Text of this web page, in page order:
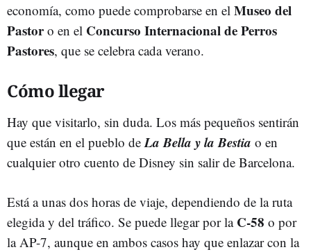
economía, como puede comprobarse en el Museo del
Pastoro en el Concurso Internacional de Perros
Pastores, que se celebra cada verano.
Cómo llegar
Hay que visitarlo, sin duda. Los más pequeños sentirán
que están en el pueblo deLa Bella y la Bestia o en
cualquier otro cuento de Disney sin salir de Barcelona.
Está a unas dos horas de viaje, dependiendo de la ruta
elegida y del tráfico. Se puede llegar por laC-58 o por
la AP-7, aunque en ambos casos hay que enlazar con la